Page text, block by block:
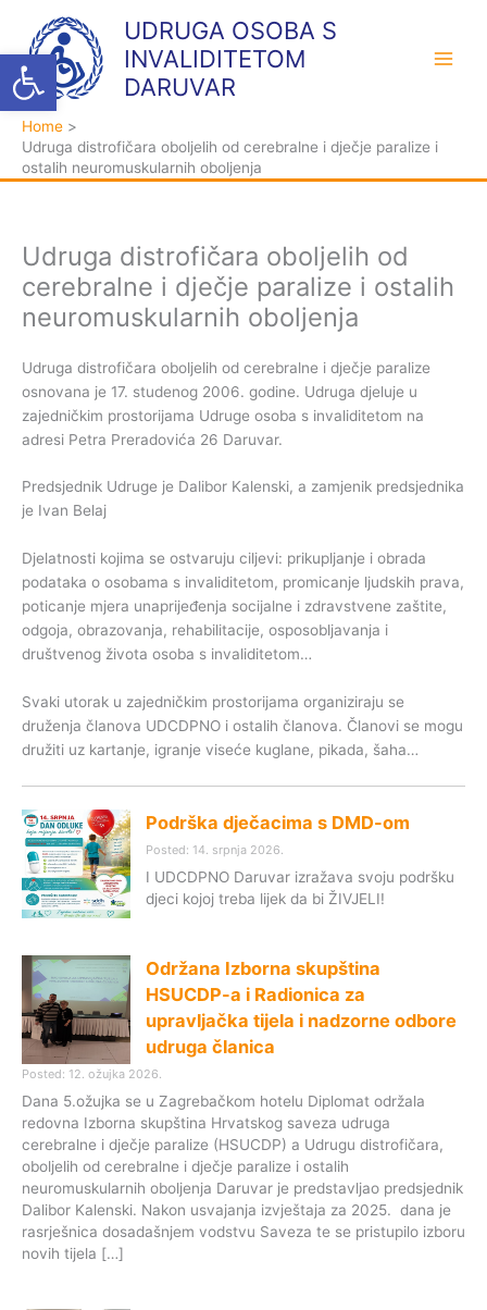
Open toolbar
content
UDRUGA OSOBA S
INVALIDITETOM
DARUVAR
Home
Udruga distrofičara oboljelih od cerebralne i dječje paralize i
ostalih neuromuskularnih oboljenja
Udruga distrofičara oboljelih od
cerebralne i dječje paralize i ostalih
neuromuskularnih oboljenja
Udruga distrofičara oboljelih od cerebralne i dječje paralize
osnovana je 17. studenog 2006. godine. Udruga djeluje u
zajedničkim prostorijama Udruge osoba s invaliditetom na
adresi Petra Preradovića 26 Daruvar.
Predsjednik Udruge je Dalibor Kalenski, a zamjenik predsjednika
je Ivan Belaj
Djelatnosti kojima se ostvaruju ciljevi: prikupljanje i obrada
podataka o osobama s invaliditetom, promicanje ljudskih prava,
poticanje mjera unaprijeđenja socijalne i zdravstvene zaštite,
odgoja, obrazovanja, rehabilitacije, osposobljavanja i
društvenog života osoba s invaliditetom…
Svaki utorak u zajedničkim prostorijama organiziraju se
druženja članova UDCDPNO i ostalih članova. Članovi se mogu
družiti uz kartanje, igranje viseće kuglane, pikada, šaha…
Podrška dječacima s DMD-om
Posted: 14. srpnja 2026.
I UDCDPNO Daruvar izražava svoju podršku
djeci kojoj treba lijek da bi ŽIVJELI!
Održana Izborna skupština
HSUCDP-a i Radionica za
upravljačka tijela i nadzorne odbore
udruga članica
Posted: 12. ožujka 2026.
Dana 5.ožujka se u Zagrebačkom hotelu Diplomat održala
redovna Izborna skupština Hrvatskog saveza udruga
cerebralne i dječje paralize (HSUCDP) a Udrugu distrofičara,
oboljelih od cerebralne i dječje paralize i ostalih
neuromuskularnih oboljenja Daruvar je predstavljao predsjednik
Dalibor Kalenski. Nakon usvajanja izvještaja za 2025. dana je
rasrješnica dosadašnjem vodstvu Saveza te se pristupilo izboru
novih tijela […]
t
e
g
h
i
v